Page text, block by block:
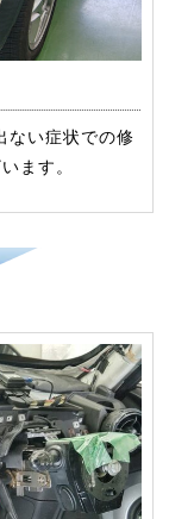
ない症状での修
ます。